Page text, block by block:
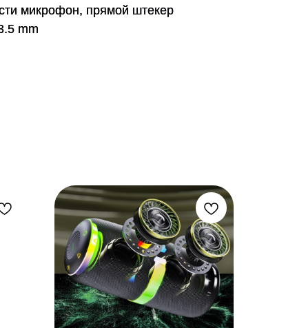
микрофон, прямой штекер
mm